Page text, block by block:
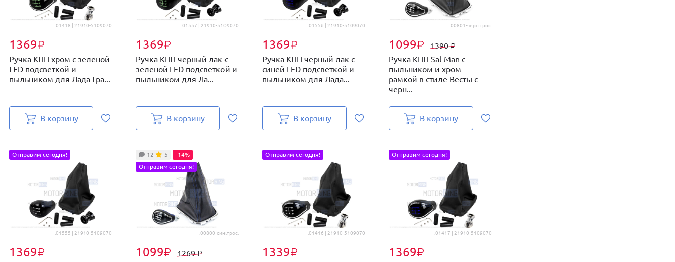
.01418 | 21910-5109070
1369₽
Ручка КПП хром с зеленой
LED подсветкой и
пыльником для Лада Гра...
В корзину
.01557 | 21910-5109070
1369₽
Ручка КПП черный лак с
зеленой LED подсветкой и
пыльником для Ла...
В корзину
.01556 | 21910-5109070
1369₽
Ручка КПП черный лак с
синей LED подсветкой и
пыльником для Лада...
В корзину
.00801-черн.трос.
1099₽ 1390₽
Ручка КПП Sal-Man с
пыльником и хром
рамкой в стиле Весты с
черн...
В корзину
.01555 | 21910-5109070
1369₽
Отправим сегодня!
.00800-син.трос.
1099₽ 1269₽
12 5
-14%
Отправим сегодня!
.01416 | 21910-5109070
1339₽
Отправим сегодня!
.01417 | 21910-5109070
1369₽
Отправим сегодня!